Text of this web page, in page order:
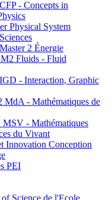
- Concepts in
Physical System
2 Énergie
Fluids - Fluid
- Interaction, Graphic
- Mathématiques de
- Mathématiques
du Vivant
Innovation Conception
PEI
Science de l'Ecole